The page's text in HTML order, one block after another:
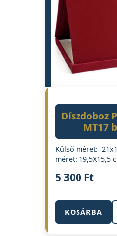
Díszdoboz
MT17
Külső méret:
méret: 19,5X15,5
5 300 Ft
KOSÁRBA